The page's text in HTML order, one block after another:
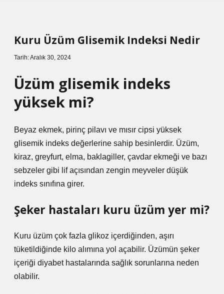
Kuru Üzüm Glisemik Indeksi Nedir
Tarih: Aralık 30, 2024
Üzüm glisemik indeks
yüksek mi?
Beyaz ekmek, pirinç pilavı ve mısır cipsi yüksek
glisemik indeks değerlerine sahip besinlerdir. Üzüm,
kiraz, greyfurt, elma, baklagiller, çavdar ekmeği ve bazı
sebzeler gibi lif açısından zengin meyveler düşük
indeks sınıfına girer.
Şeker hastaları kuru üzüm yer mi?
Kuru üzüm çok fazla glikoz içerdiğinden, aşırı
tüketildiğinde kilo alımına yol açabilir. Üzümün şeker
içeriği diyabet hastalarında sağlık sorunlarına neden
olabilir.